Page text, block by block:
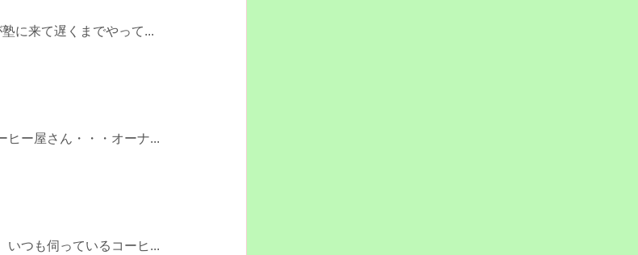
に来て遅くまでやって...
ヒー屋さん・・・オーナ...
いつも伺っているコーヒ...